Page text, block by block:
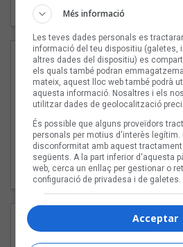
Pep Álvarez amb Joan
"Les
94 Rules amb
Més informació
Les teves dades personals es
informació del teu dispositiu (galetes,
altres dades del dispositiu) es
els quals també podran
mateix, aquest lloc web també podrà
aquesta informació. Nosaltres i els
utilitzar dades de geolocalització
És possible que alguns proveïdors
personals per motius d'interès legítim.
disconformitat amb aquest
següents. A la part inferior d'aquesta
web, cerca un enllaç per gestionar o
configuració de privadesa i de galetes.
Acceptar